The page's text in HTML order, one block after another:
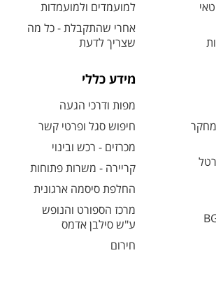
למועמדים ולמועמדות
אחרי שהתקבלת - כל מה
שצריך לדעת
מידע כללי
מפות ודרכי הגעה
חיפוש סגל ופרטי קשר
מכרזים - רכש ובינוי
קריירה - משרות פתוחות
החלפת סיסמה ארגונית
מרכז הספורט והנופש
ע"ש סילבן אדמס
חירום